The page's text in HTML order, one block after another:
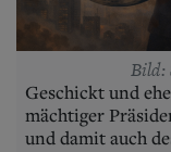
Bild:
Geschickt und
mächtiger
und damit auch